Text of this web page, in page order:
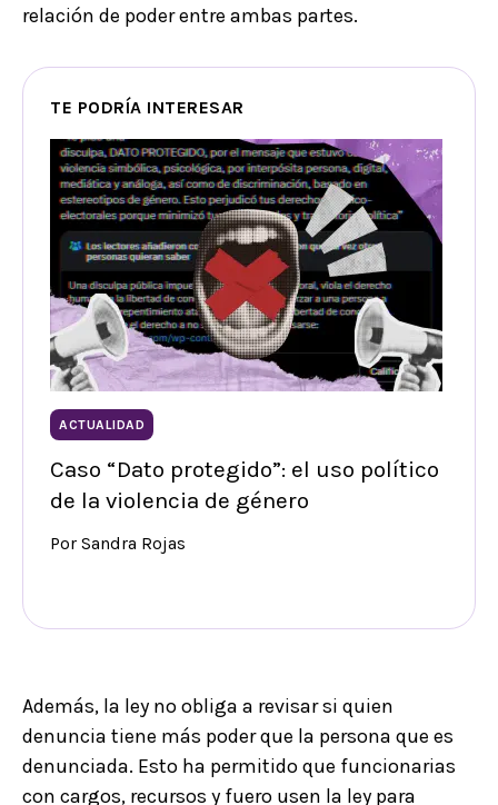
relación de poder entre ambas partes.
TE PODRÍA INTERESAR
ACTUALIDAD
Caso “Dato protegido”: el uso político
de la violencia de género
Por Sandra Rojas
Además, la ley no obliga a revisar si quien
denuncia tiene más poder que la persona que es
denunciada. Esto ha permitido que funcionarias
con cargos, recursos y fuero usen la ley para